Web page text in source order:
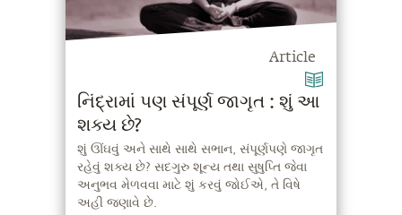
Article
નિંદ્રામાં પણ સંપૂર્ણ જાગૃત : શું આ
શક્ય છે?
શું ઊંઘવું અને સાથે સાથે સભાન, સંપૂર્ણપણે જાગૃત
રહેવું શક્ય છે? સદગુરુ શૂન્ય તથા સુષુપ્તિ જેવા
અનુભવ મેળવવા માટે શું કરવું જોઈએ, તે વિષે
અહી જણાવે છે.